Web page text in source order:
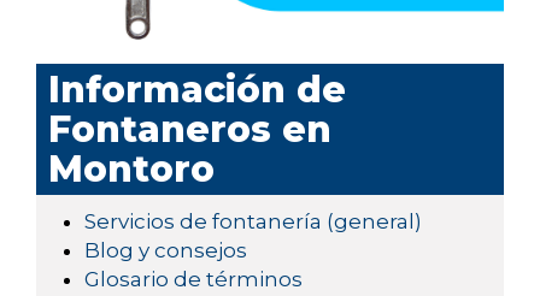
Información de
Fontaneros en
Montoro
Servicios de fontanería (general)
Blog y consejos
Glosario de términos